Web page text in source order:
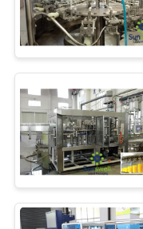
PRIVACY
POLICY